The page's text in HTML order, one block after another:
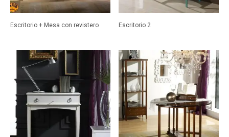
Escritorio + Mesa con revistero Escritorio 2